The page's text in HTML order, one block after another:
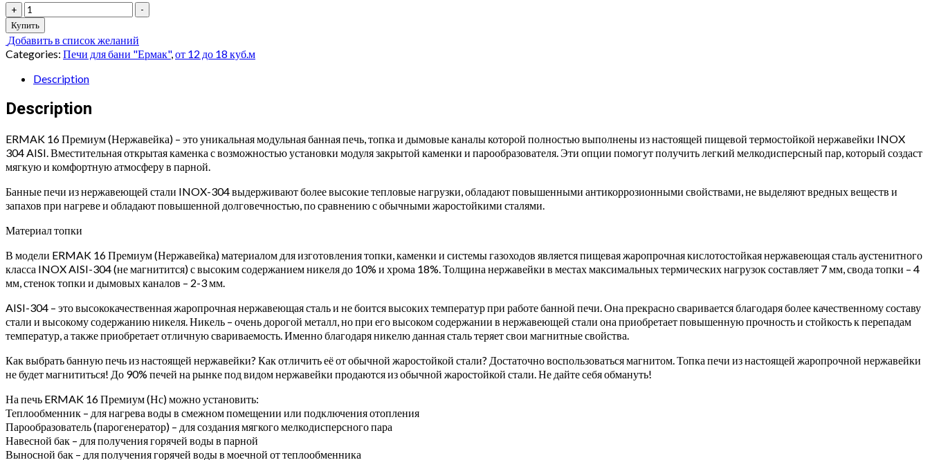
+
Дровяная
печь
для
бани
Ермак
16
(Нержавейка)
quantity
-
Купить
Добавить в список желаний
Categories: Печи для бани "Ермак", от 12 до 18 куб.м
Description
Description
ERMAK 16 Премиум (Нержавейка) – это уникальная модульная банная печь, топка и дымовые каналы которой полностью выполнены из настоящей пищевой термостойкой нержавейки INOX
304 AISI. Вместительная открытая каменка с возможностью установки модуля закрытой каменки и парообразователя. Эти опции помогут получить легкий мелкодисперсный пар, который создаст
мягкую и комфортную атмосферу в парной.
Банные печи из нержавеющей стали INOX-304 выдерживают более высокие тепловые нагрузки, обладают повышенными антикоррозионными свойствами, не выделяют вредных веществ и
запахов при нагреве и обладают повышенной долговечностью, по сравнению с обычными жаростойкими сталями.
Материал топки
В модели ERMAK 16 Премиум (Нержавейка) материалом для изготовления топки, каменки и системы газоходов является пищевая жаропрочная кислотостойкая нержавеющая сталь аустенитного
класса INOX AISI-304 (не магнитится) с высоким содержанием никеля до 10% и хрома 18%. Толщина нержавейки в местах максимальных термических нагрузок составляет 7 мм, свода топки – 4
мм, стенок топки и дымовых каналов – 2-3 мм.
AISI-304 – это высококачественная жаропрочная нержавеющая сталь и не боится высоких температур при работе банной печи. Она прекрасно сваривается благодаря более качественному составу
стали и высокому содержанию никеля. Никель – очень дорогой металл, но при его высоком содержании в нержавеющей стали она приобретает повышенную прочность и стойкость к перепадам
температур, а также приобретает отличную свариваемость. Именно благодаря никелю данная сталь теряет свои магнитные свойства.
Как выбрать банную печь из настоящей нержавейки? Как отличить её от обычной жаростойкой стали? Достаточно воспользоваться магнитом. Топка печи из настоящей жаропрочной нержавейки
не будет магнититься! До 90% печей на рынке под видом нержавейки продаются из обычной жаростойкой стали. Не дайте себя обмануть!
На печь ERMAK 16 Премиум (Нс) можно установить:
Теплообменник – для нагрева воды в смежном помещении или подключения отопления
Парообразователь (парогенератор) – для создания мягкого мелкодисперсного пара
Навесной бак – для получения горячей воды в парной
Выносной бак – для получения горячей воды в моечной от теплообменника